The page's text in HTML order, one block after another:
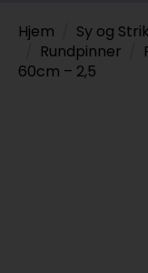
Hjem Sy og
Rundpinner
60cm – 2,5